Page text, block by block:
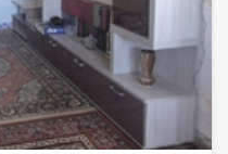
Детский сад №64 (423 м.),
общеобразовательная
парковка, на которой
автомобиля. Очень
транспортная
части Заводского
партнером ведущих